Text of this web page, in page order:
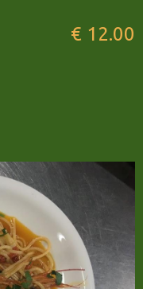
€ 12.00